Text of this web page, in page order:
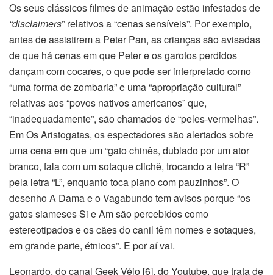
Os seus clássicos filmes de animação estão infestados de
“disclaimers” relativos a “cenas sensíveis”. Por exemplo,
antes de assistirem a Peter Pan, as crianças são avisadas
de que há cenas em que Peter e os garotos perdidos
dançam com cocares, o que pode ser interpretado como
“uma forma de zombaria” e uma “apropriação cultural”
relativas aos “povos nativos americanos” que,
“inadequadamente”, são chamados de “peles-vermelhas”.
Em Os Aristogatas, os espectadores são alertados sobre
uma cena em que um “gato chinês, dublado por um ator
branco, fala com um sotaque clichê, trocando a letra “R”
pela letra “L”, enquanto toca piano com pauzinhos”. O
desenho A Dama e o Vagabundo tem avisos porque “os
gatos siameses Si e Am são percebidos como
estereotipados e os cães do canil têm nomes e sotaques,
em grande parte, étnicos”. E por aí vai.
Leonardo, do canal Geek Véio [6], do Youtube, que trata de